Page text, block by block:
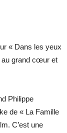
« Dans les yeux
au grand cœur et
Philippe
de « La Famille
C’est une